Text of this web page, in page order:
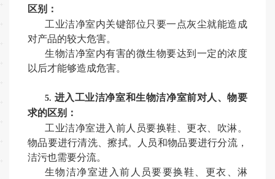
区别：
工业洁净室内关键部位只要一点灰尘就能造成
对产品的较大危害。
生物洁净室内有害的微生物要达到一定的浓度
以后才能够造成危害。
5. 进入工业洁净室和生物洁净室前对人、物要
求的区别：
工业洁净室进入前人员要换鞋、更衣、吹淋。
物品要进行清洗、擦拭。
人员和物品要进行分流，
洁污也需要分流。
生物洁净室进入前人员要要换鞋、更衣、淋